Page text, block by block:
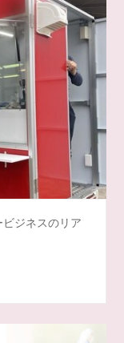
ジネスのリア